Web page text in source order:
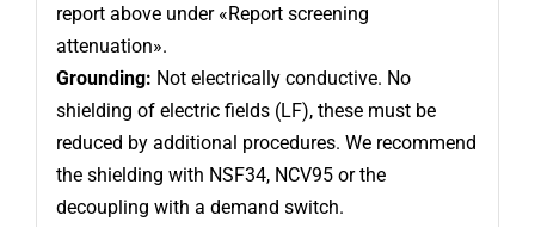
report above under «Report screening
attenuation».
Grounding: Not electrically conductive. No
shielding of electric fields (LF), these must be
reduced by additional procedures. We recommend
the shielding with NSF34, NCV95 or the
decoupling with a demand switch.